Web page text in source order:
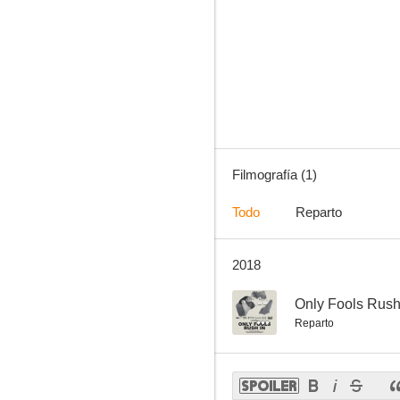
Filmografía (1)
Todo Reparto
2018
-- Only Fools
Reparto